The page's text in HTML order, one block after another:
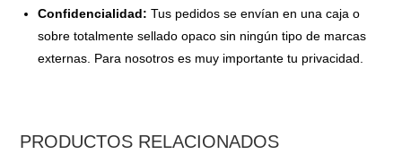
Confidencialidad: Tus pedidos se envían en una caja o
sobre totalmente sellado opaco sin ningún tipo de marcas
externas. Para nosotros es muy importante tu privacidad.
PRODUCTOS RELACIONADOS